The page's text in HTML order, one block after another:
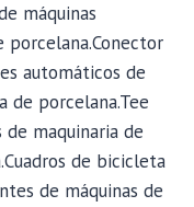
máquinas
porcelana.Conector
automáticos de
de porcelana.Tee
maquinaria de
de bicicleta
de máquinas de